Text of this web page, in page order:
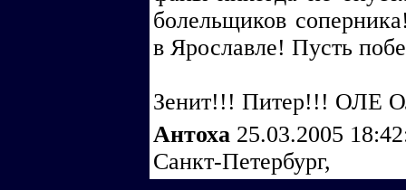
болельщиков
в Ярославле! Пусть
Зенит!!! Питер!!! ОЛЕ
Антоха 25.03.2005
Санкт-Петербург,